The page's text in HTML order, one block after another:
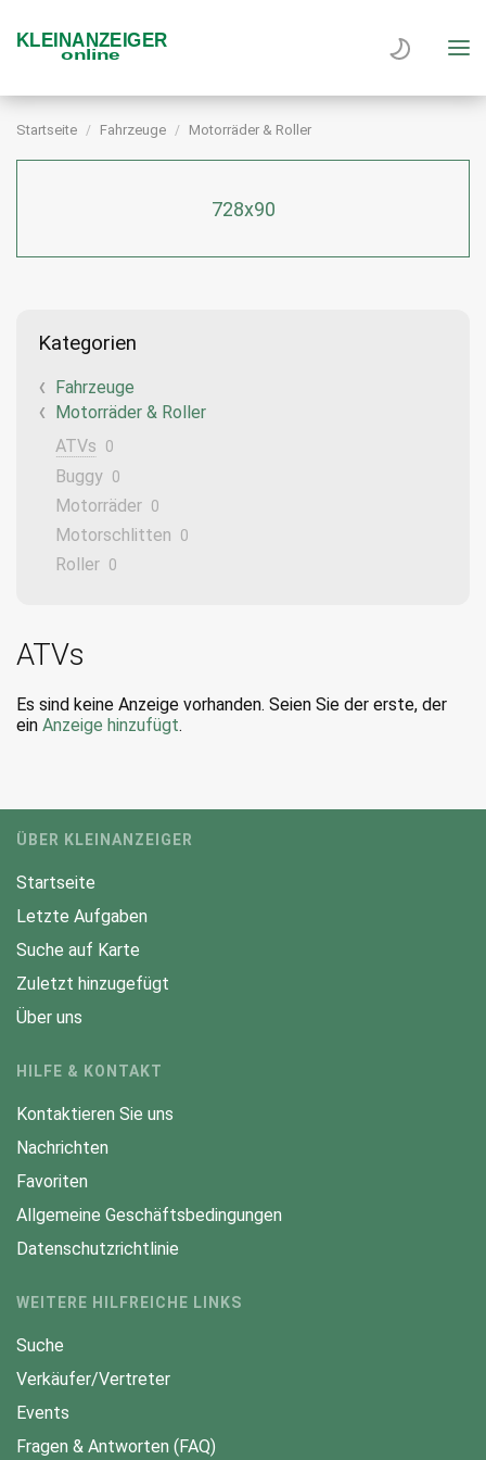
Startseite Fahrzeuge Motorräder & Roller
728x90
Kategorien
Fahrzeuge
Motorräder & Roller
ATVs
0
Buggy 0
Motorräder 0
Motorschlitten 0
Roller 0
ATVs
Es sind keine Anzeige vorhanden. Seien Sie der erste, der
ein Anzeige hinzufügt.
ÜBER KLEINANZEIGER
Startseite
Letzte Aufgaben
Suche auf Karte
Zuletzt hinzugefügt
Über uns
HILFE & KONTAKT
Kontaktieren Sie uns
Nachrichten
Favoriten
Allgemeine Geschäftsbedingungen
Datenschutzrichtlinie
WEITERE HILFREICHE LINKS
Suche
Verkäufer/Vertreter
Events
Fragen & Antworten (FAQ)